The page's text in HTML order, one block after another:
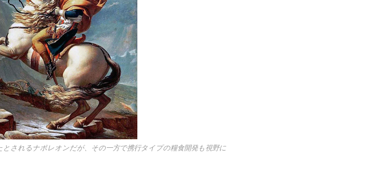
されるナポレオンだが、その一方で携行タイプの糧食開発も視野に